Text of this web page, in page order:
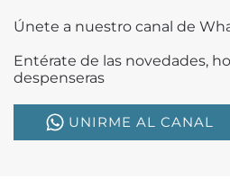
Únete a nuestro canal de
Entérate de las novedades,
despenseras
UNIRME AL CANAL